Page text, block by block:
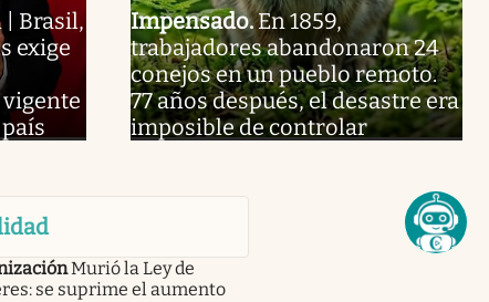
| Brasil,
exige
Impensado.En 1859,
trabajadores abandonaron 24
conejos en un pueblo remoto.
77 años después, el desastre era
imposible de controlar
Murió la Ley de
se suprime el aumento